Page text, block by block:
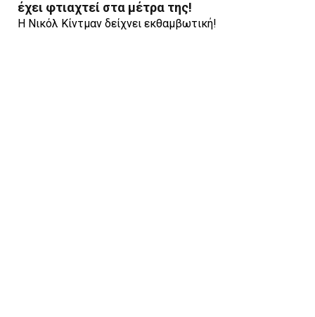
έχει φτιαχτεί στα μέτρα της!
Η Νικόλ Κίντμαν δείχνει εκθαμβωτική!